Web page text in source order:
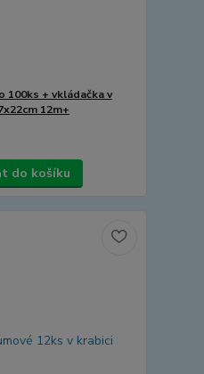
+ vkládačka v
12m+
do košíku